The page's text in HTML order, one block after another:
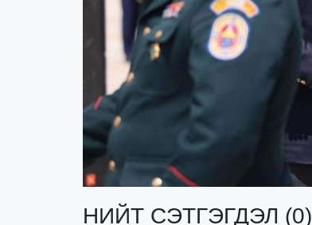
НИЙТ СЭТГЭГДЭЛ (0)